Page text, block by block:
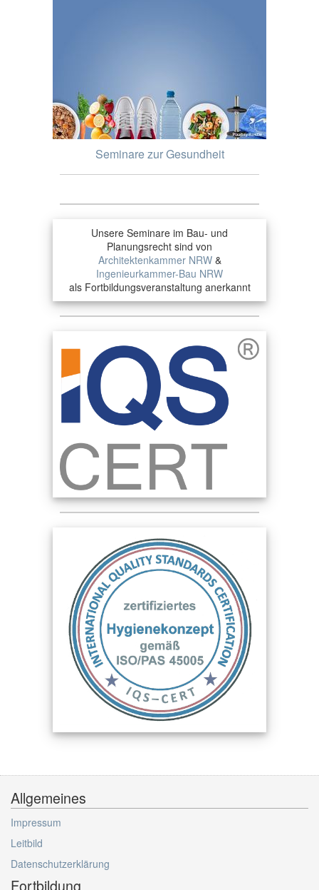
Seminare zur Gesundheit
Unsere Seminare im Bau- und
Planungsrecht sind von
Architektenkammer NRW&
Ingenieurkammer-Bau NRW
als Fortbildungsveranstaltung anerkannt
Allgemeines
Impressum
Leitbild
Datenschutzerklärung
Fortbildung